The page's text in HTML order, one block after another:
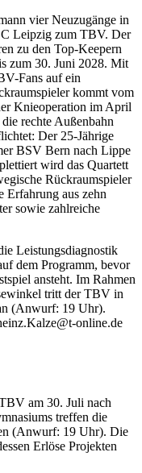
vier Neuzugänge in
Leipzig zum TBV. Der
zu den Top-Keepern
zum 30. Juni 2028. Mit
Fans auf ein
kommt vom
Knieoperation im April
rechte Außenbahn
Der 25-Jährige
BSV Bern nach Lippe
wird das Quartett
Rückraumspieler
Erfahrung aus zehn
sowie zahlreiche
Leistungsdiagnostik
dem Programm, bevor
ansteht. Im Rahmen
tritt der TBV in
(Anwurf: 19 Uhr).
online.de
am 30. Juli nach
treffen die
(Anwurf: 19 Uhr). Die
Erlöse Projekten